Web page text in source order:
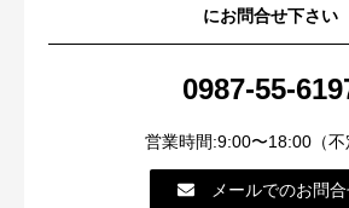
にお問合せ下さい
0987-55-
営業時間:9:00〜18:00（不
メールでのお問